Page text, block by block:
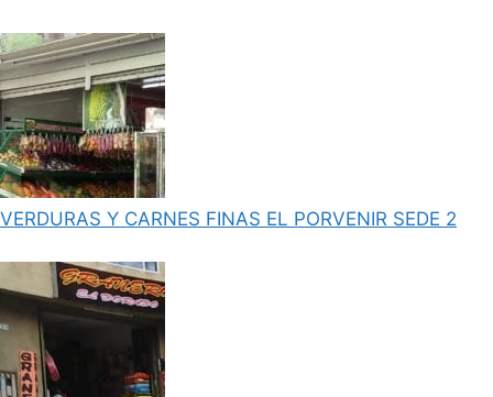
VERDURAS Y CARNES FINAS EL PORVENIR SEDE 2